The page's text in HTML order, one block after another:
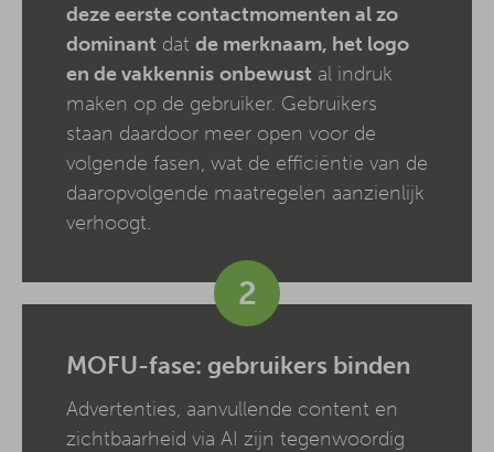
deze eerste contactmomenten al zo
dominant dat de merknaam, het logo
en de vakkennis onbewust al indruk
maken op de gebruiker. Gebruikers
staan daardoor meer open voor de
volgende fasen, wat de efficiëntie van de
daaropvolgende maatregelen aanzienlijk
verhoogt.
2
MOFU-fase: gebruikers binden
Advertenties, aanvullende content en
zichtbaarheid via AI zijn tegenwoordig